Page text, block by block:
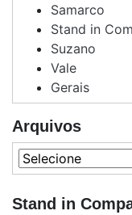
Samarco
Stand in
Suzano
Vale
Gerais
Arquivos
Stand in